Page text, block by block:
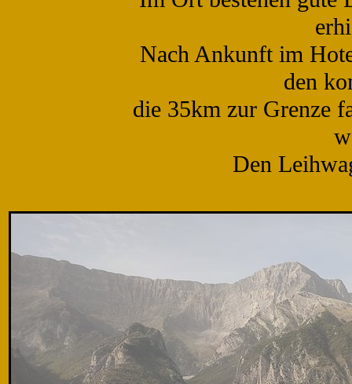
Nach Ankunft im
den
die 35km zur Grenze
Den